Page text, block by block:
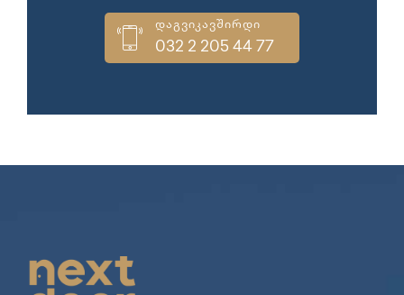
დაგვიკავშირდი
032 2 205 44 77